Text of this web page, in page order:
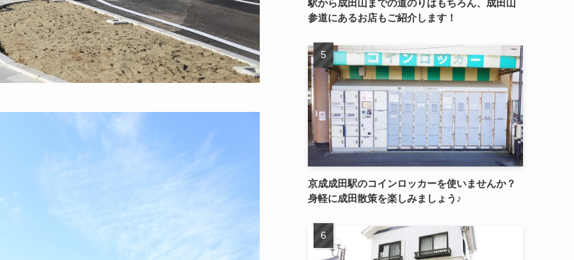
駅から成田山までの道のりはもちろん、成田山
参道にあるお店もご紹介します！
京成成田駅のコインロッカーを使いませんか？
身軽に成田散策を楽しみましょう♪